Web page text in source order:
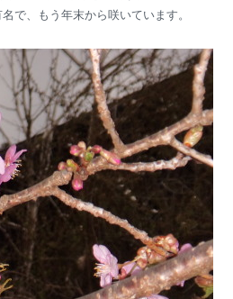
で、もう年末から咲いています。